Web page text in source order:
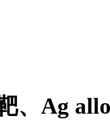
、Ag